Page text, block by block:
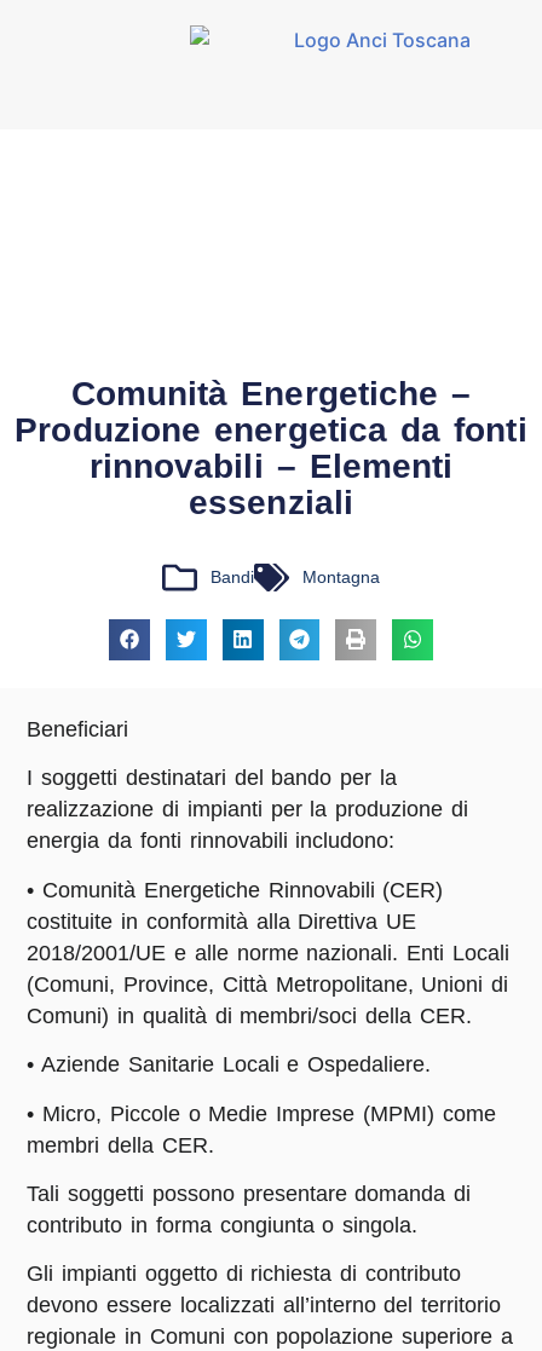
Comunità Energetiche –
Produzione energetica da fonti
rinnovabili – Elementi
essenziali
Bandi Montagna
Beneficiari
I soggetti destinatari del bando per la
realizzazione di impianti per la produzione di
energia da fonti rinnovabili includono:
• Comunità Energetiche Rinnovabili (CER)
costituite in conformità alla Direttiva UE
2018/2001/UE e alle norme nazionali. Enti Locali
(Comuni, Province, Città Metropolitane, Unioni di
Comuni) in qualità di membri/soci della CER.
• Aziende Sanitarie Locali e Ospedaliere.
• Micro, Piccole o Medie Imprese (MPMI) come
membri della CER.
Tali soggetti possono presentare domanda di
contributo in forma congiunta o singola.
Gli impianti oggetto di richiesta di contributo
devono essere localizzati all’interno del territorio
regionale in Comuni con popolazione superiore a